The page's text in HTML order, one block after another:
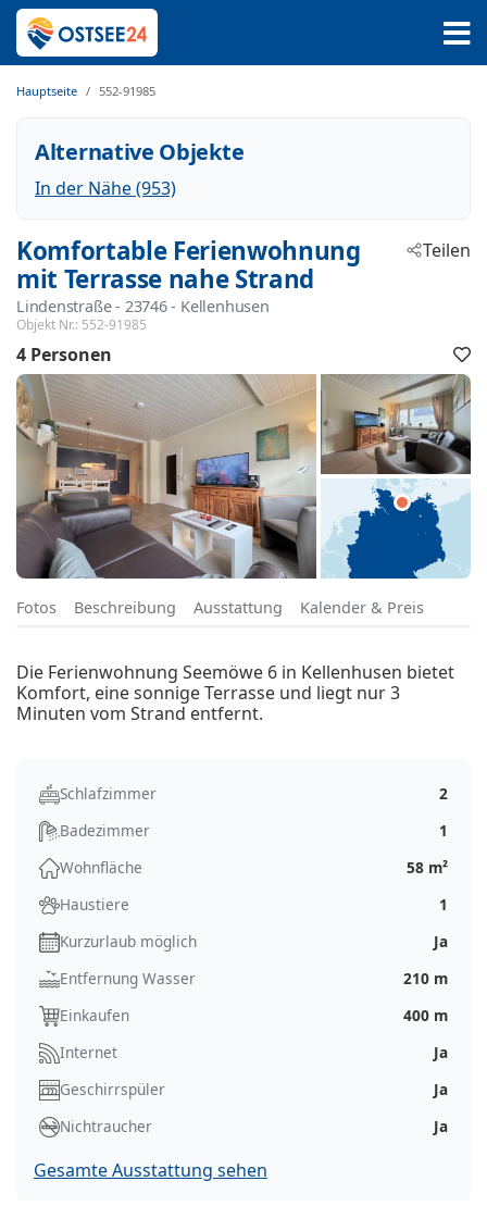
Hauptseite 552-91985
Alternative Objekte
In der Nähe (953)
Komfortable Ferienwohnung
mit Terrasse nahe Strand
Lindenstraße - 23746 - Kellenhusen
Objekt Nr.: 552-91985
Teilen
4 Personen
Fotos Beschreibung Ausstattung Kalender & Preis
Die Ferienwohnung Seemöwe 6 in Kellenhusen bietet
Komfort, eine sonnige Terrasse und liegt nur 3
Minuten vom Strand entfernt.
Schlafzimmer
2
Badezimmer
1
Wohnfläche
58 m²
Haustiere
1
Kurzurlaub möglich
Ja
Entfernung Wasser
210 m
Einkaufen
400 m
Internet
Ja
Geschirrspüler
Ja
Nichtraucher
Ja
Gesamte Ausstattung sehen